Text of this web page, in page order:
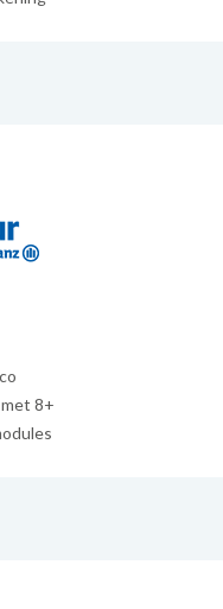
8+